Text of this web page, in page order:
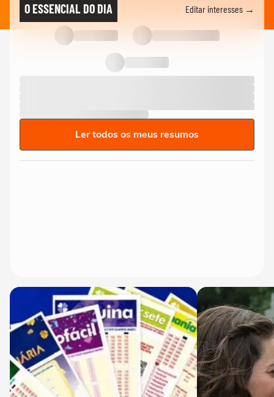
O ESSENCIAL DO DIA Editar interesses →
Ler todos os meus resumos